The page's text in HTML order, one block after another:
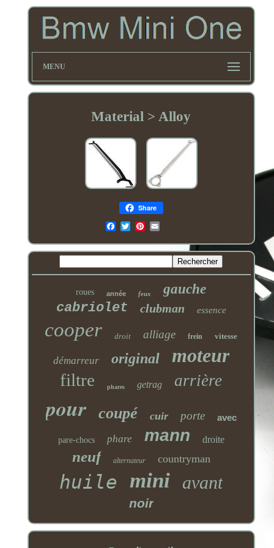
MENU
Material > Alloy
Share
Email
roues année feux
gauche
cabriolet
clubman essence
cooper droit alliage frein vitesse
démarreur original moteur
filtre phares getrag arrière
pour coupé cuir porte avec
pare-chocs phare mann droite
neuf alternateur countryman
huile mini avant
noir